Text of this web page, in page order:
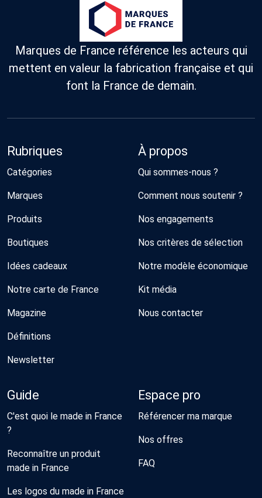
Marques de France référence les acteurs qui
mettent en valeur la fabrication française et qui
font la France de demain.
Rubriques
Catégories
Marques
Produits
Boutiques
Idées cadeaux
Notre carte de France
Magazine
Définitions
Newsletter
À propos
Qui sommes-nous ?
Comment nous soutenir ?
Nos engagements
Nos critères de sélection
Notre modèle économique
Kit média
Nous contacter
Guide
C'est quoi le made in France
?
Reconnaître un produit
made in France
Les logos du made in France
Espace pro
Référencer ma marque
Nos offres
FAQ